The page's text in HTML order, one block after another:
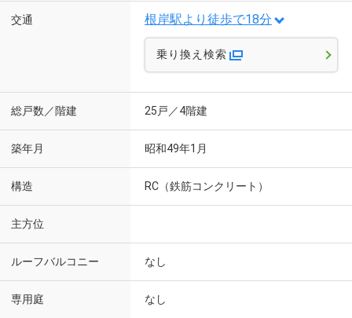
交通 根岸駅より徒歩で18分
乗り換え検索
総戸数／階建 25戸／4階建
築年月 昭和49年1月
構造 RC（鉄筋コンクリート）
主方位
ルーフバルコニー なし
専用庭 なし